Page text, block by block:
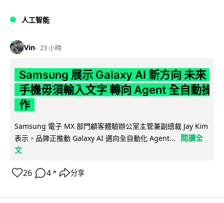
人工智能
Vin 23 小時
Samsung 展示 Galaxy AI 新方向 未來
手機毋須輸入文字 轉向 Agent 全自動操
作
Samsung 電子 MX 部門顧客體驗辦公室主管兼副總裁 Jay Kim
表示，品牌正推動 Galaxy AI 邁向全自動化 Agent...
閱讀全
文
26 4 ↗ 分享